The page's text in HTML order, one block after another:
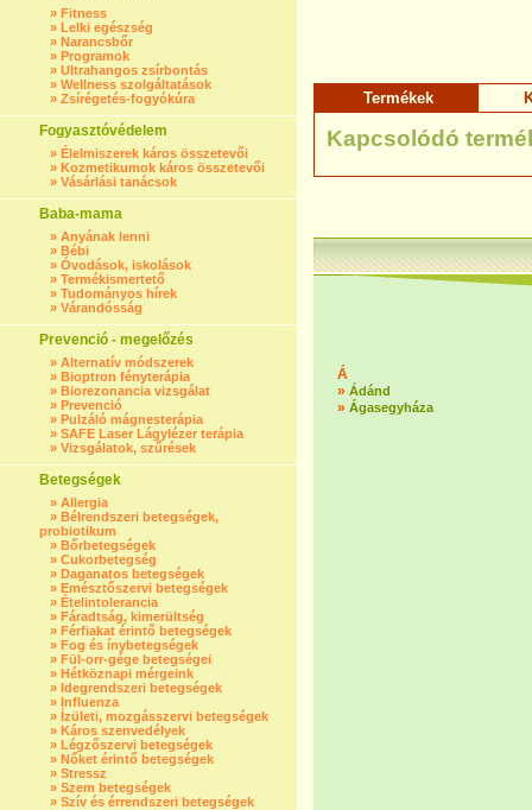
» Fitness
» Lelki egészség
» Narancsbőr
» Programok
» Ultrahangos zsírbontás
» Wellness szolgáltatások
» Zsírégetés-fogyókúra
Fogyasztóvédelem
» Élelmiszerek káros összetevői
» Kozmetikumok káros összetevői
» Vásárlási tanácsok
Baba-mama
» Anyának lenni
» Bébi
» Óvodások, iskolások
» Termékismertető
» Tudományos hírek
» Várandósság
Prevenció - megelőzés
» Alternatív módszerek
» Bioptron fényterápia
» Biorezonancia vizsgálat
» Prevenció
» Pulzáló mágnesterápia
» SAFE Laser Lágylézer terápia
» Vizsgálatok, szűrések
Betegségek
» Allergia
» Bélrendszeri betegségek,
probiotikum
» Bőrbetegségek
» Cukorbetegség
» Daganatos betegségek
» Emésztőszervi betegségek
» Ételintolerancia
» Fáradtság, kimerültség
» Férfiakat érintő betegségek
» Fog és ínybetegségek
» Fül-orr-gége betegségei
» Hétköznapi mérgeink
» Idegrendszeri betegségek
» Influenza
» Ízületi, mozgásszervi betegségek
» Káros szenvedélyek
» Légzőszervi betegségek
» Nőket érintő betegségek
» Stressz
» Szem betegségek
» Szív és érrendszeri betegségek
Termékek
Kapcsolódó
Á
» Ádánd
» Ágasegyháza